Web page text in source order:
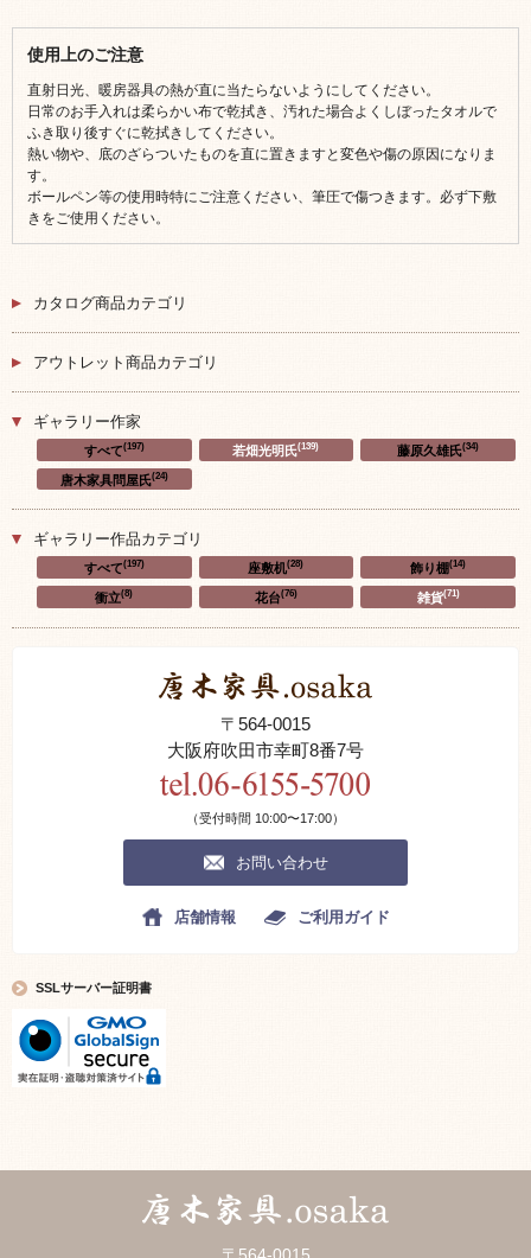
使用上のご注意
直射日光、暖房器具の熱が直に当たらないようにしてください。
日常のお手入れは柔らかい布で乾拭き、汚れた場合よくしぼったタオルで
ふき取り後すぐに乾拭きしてください。
熱い物や、底のざらついたものを直に置きますと変色や傷の原因になりま
す。
ボールペン等の使用時特にご注意ください、筆圧で傷つきます。必ず下敷
きをご使用ください。
カタログ商品カテゴリ
アウトレット商品カテゴリ
ギャラリー作家
すべて(197) 若畑光明氏(139) 藤原久雄氏(34)
唐木家具問屋氏(24)
ギャラリー作品カテゴリ
すべて(197) 座敷机(28) 飾り棚(14)
衝立(8) 花台(76) 雑貨(71)
〒564-0015
大阪府吹田市幸町8番7号
（受付時間 10:00〜17:00）
お問い合わせ
店舗情報 ご利用ガイド
SSLサーバー証明書